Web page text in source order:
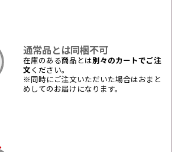
通常品とは同梱不可
在庫のある商品とは別々のカートでご注
文 ください。
※同時にご注文いただいた場合はおまと
めしてのお届けになります。